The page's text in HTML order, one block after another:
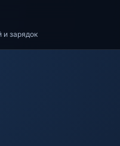
и зарядок